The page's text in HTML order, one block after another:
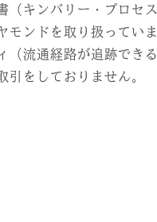
（キンバリー・プロセス
モンドを取り扱っていま
（流通経路が追跡できる
をしておりません。